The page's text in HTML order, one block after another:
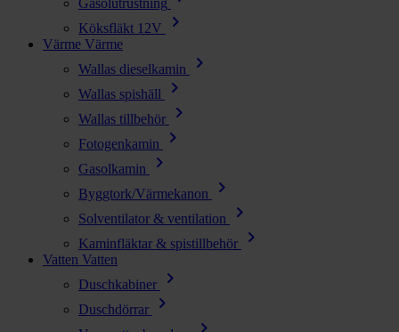
Gasolutrustning
Köksfläkt 12V chevron_right
Värme Värme
Wallas dieselkamin
chevron_right
Wallas spishäll chevron_right
Wallas tillbehör chevron_right
Fotogenkamin chevron_right
Gasolkamin chevron_right
Byggtork/Värmekanon chevron_right
Solventilator & ventilation chevron_right
Kaminfläktar & spistillbehör chevron_right
Vatten Vatten
Duschkabiner
chevron_right
Duschdörrar chevron_right